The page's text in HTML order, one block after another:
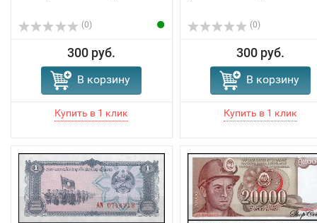
(0)
300 руб.
В корзину
(0)
300 руб.
В корзину